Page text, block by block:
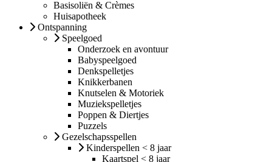
Basisoliën & Crèmes
Huisapotheek
Ontspanning
Speelgoed
Onderzoek en avontuur
Babyspeelgoed
Denkspelletjes
Knikkerbanen
Knutselen & Motoriek
Muziekspelletjes
Poppen & Diertjes
Puzzels
Gezelschapsspellen
Kinderspellen < 8 jaar
Kaartspel < 8 jaar